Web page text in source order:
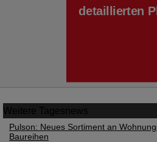
Weitere Tagesnews
Pulson: Neues Sortiment an
Baureihen